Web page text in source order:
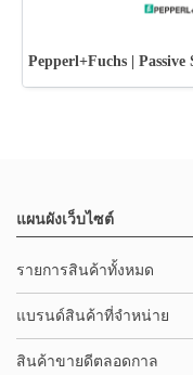
แผนผังเว็บไซต์
รายการสินค้าทั้งหมด
แบรนด์สินค้าที่จำหน่าย
สินค้าขายดีตลอดกาล